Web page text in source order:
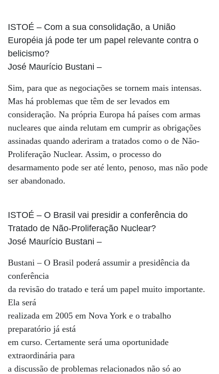
ISTOÉ – Com a sua consolidação, a União
Européia já pode ter um papel relevante contra o
belicismo?
José Maurício Bustani –
Sim, para que as negociações se tornem mais intensas.
Mas há problemas que têm de ser levados em
consideração. Na própria Europa há países com armas
nucleares que ainda relutam em cumprir as obrigações
assinadas quando aderiram a tratados como o de Não-
Proliferação Nuclear. Assim, o processo do
desarmamento pode ser até lento, penoso, mas não pode
ser abandonado.
ISTOÉ – O Brasil vai presidir a conferência do
Tratado de Não-Proliferação Nuclear?
José Maurício Bustani –
Bustani – O Brasil poderá assumir a presidência da
conferência
da revisão do tratado e terá um papel muito importante.
Ela será
realizada em 2005 em Nova York e o trabalho
preparatório já está
em curso. Certamente será uma oportunidade
extraordinária para
a discussão de problemas relacionados não só ao